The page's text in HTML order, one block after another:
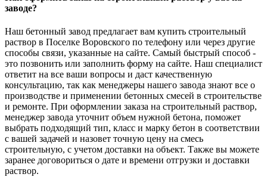
заводе?
Наш бетонный завод предлагает вам купить строительный
раствор в Поселке Воровского по телефону или через другие
способы связи, указанные на сайте. Самый быстрый способ -
это позвонить или заполнить форму на сайте. Наш специалист
ответит на все ваши вопросы и даст качественную
консультацию, так как менеджеры нашего завода знают все о
производстве и применении бетонных смесей в строительстве
и ремонте. При оформлении заказа на строительный раствор,
менеджер завода уточнит объем нужной бетона, поможет
выбрать подходящий тип, класс и марку бетон в соответствии
с вашей задачей и назовет точную цену на смесь
строительную, с учетом доставки на объект. Также вы можете
заранее договориться о дате и времени отгрузки и доставки
раствор.